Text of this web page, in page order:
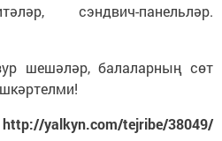
сэндвич-панельләр.
шешәләр, балаларның сөт
http://yalkyn.com/tejribe/38049/